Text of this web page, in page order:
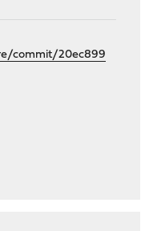
commit/20ec899